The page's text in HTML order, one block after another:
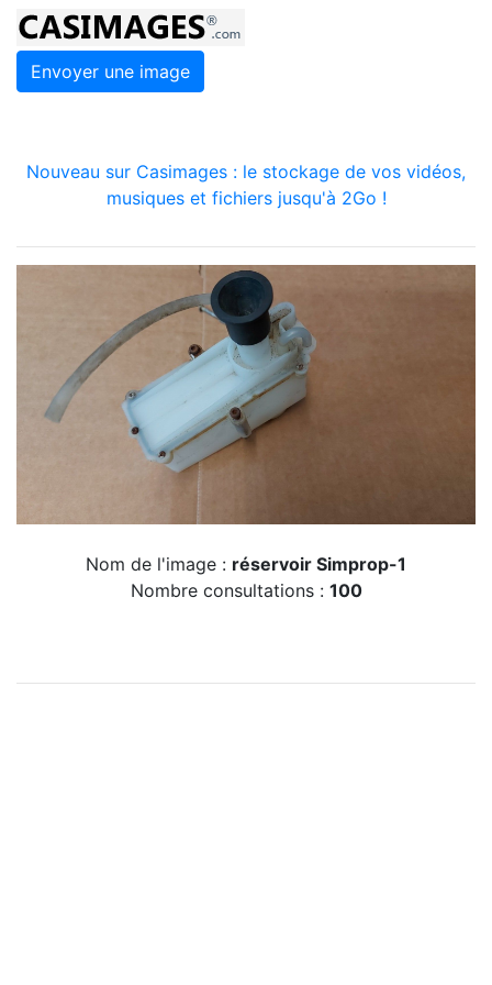
Envoyer une image
Nouveau sur Casimages : le stockage de vos vidéos,
musiques et fichiers jusqu'à 2Go !
Nom de l'image : réservoir Simprop-1
Nombre consultations : 100